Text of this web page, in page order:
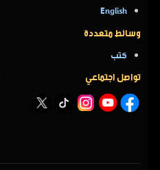
English
وسائط متعددة
كتب
تواصل اجتماعي